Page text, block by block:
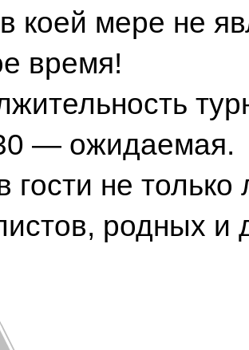
коей мере не
время!
— ожидаемая.
не только
родных